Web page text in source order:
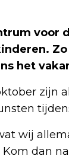
het
zijn
wij
dan